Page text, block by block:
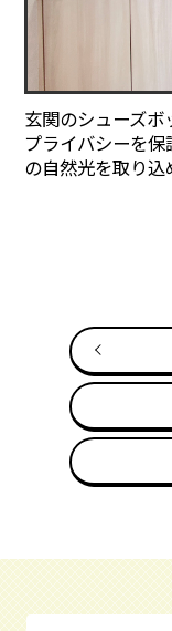
玄関のシューズボ
プライバシーを保
の自然光を取り込